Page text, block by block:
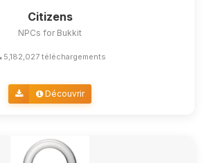
Citizens
NPCs for Bukkit
5,182,027 téléchargements
Découvrir